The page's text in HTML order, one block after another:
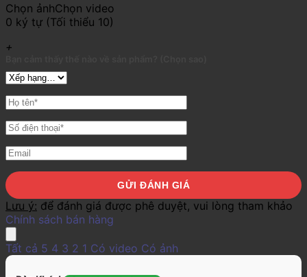
Chọn ảnhChọn video
0 ký tự (Tối thiểu 10)
+
Lưu ý: để đánh giá được phê duyệt, vui lòng tham khảo
Chính sách bán hàng
Tất cả 5 4 3 2 1 Có video Có ảnh